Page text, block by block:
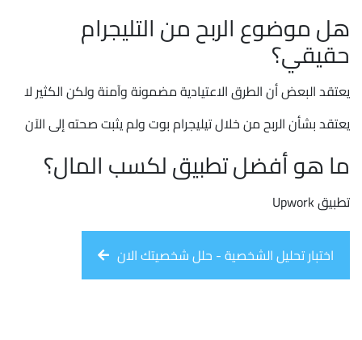
هل موضوع الربح من التليجرام
حقيقي؟
يعتقد البعض أن الطرق الاعتيادية مضمونة وآمنة ولكن الكثير لا
يعتقد بشأن الربح من خلال تيليجرام بوت ولم يثبت صحته إلى الآن
ما هو أفضل تطبيق لكسب المال؟
تطبيق Upwork
اختبار تحليل الشخصية - حلل شخصيتك الان